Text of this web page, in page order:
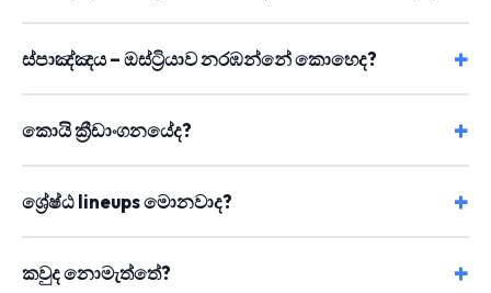
ස්පාඤ්ඤය – ඔස්ට්‍රියාව නරඹන්නේ කොහෙද?
කොයි ක්‍රීඩාංගනයේද?
ශ්‍රේෂ්ඨ lineups මොනවාද?
කවුද නොමැත්තේ?